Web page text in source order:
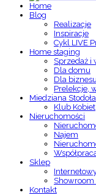
Home
Blog
Realizacje
Inspiracje
Cykl LIVE
Home staging
Sprzedaż i
Dla domu
Dla biznesu
Prelekcje,
Miedziana Stodoła
Klub Kobiet
Nieruchomości
Najem
Sklep
Showroom
Kontakt